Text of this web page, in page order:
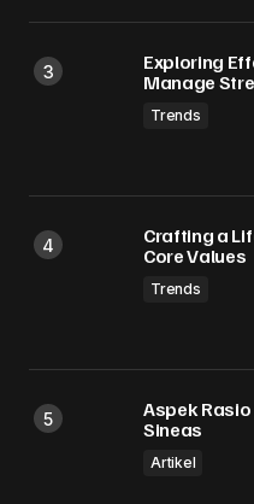
Exploring
Manage
Trends
Crafting a
Core Values
Trends
Aspek
Sineas
Artikel